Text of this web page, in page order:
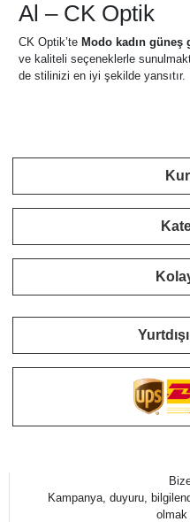
Al – CK Optik
CK Optik’te Modo kadın
ve kaliteli seçeneklerle
de stilinizi en iyi şekilde yansıtır.
Kampanya, duyuru,
olmak